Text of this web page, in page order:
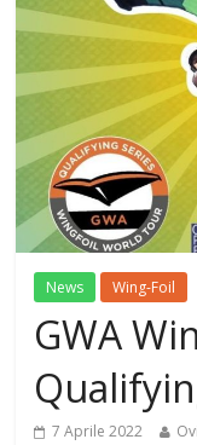
News Wing-Foil
GWA
7 Aprile 2022